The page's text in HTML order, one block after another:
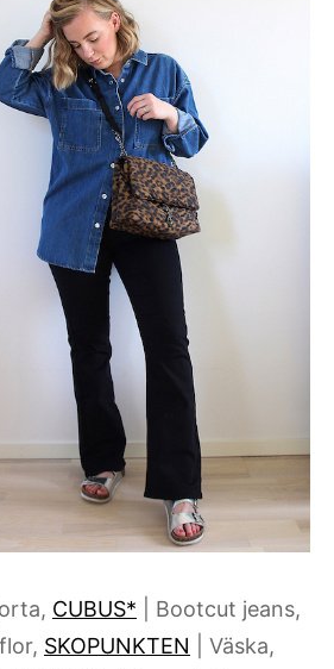
CUBUS* | Bootcut jeans,
SKOPUNKTEN | Väska,